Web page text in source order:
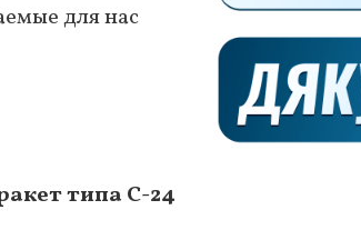
для нас
типа С-24